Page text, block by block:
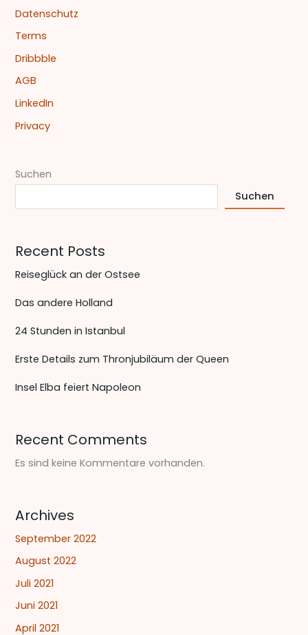
a
Datenschutz
Terms
Dribbble
AGB
LinkedIn
Privacy
Suchen
Suchen
Recent Posts
Reiseglück an der Ostsee
Das andere Holland
24 Stunden in Istanbul
Erste Details zum Thronjubiläum der Queen
Insel Elba feiert Napoleon
Recent Comments
Es sind keine Kommentare vorhanden.
Archives
September 2022
August 2022
Juli 2021
Juni 2021
April 2021